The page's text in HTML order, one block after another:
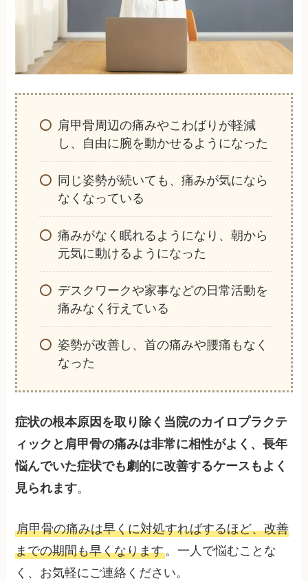
肩甲骨周辺の痛みやこわばりが軽減
し、自由に腕を動かせるようになった
同じ姿勢が続いても、痛みが気になら
なくなっている
痛みがなく眠れるようになり、朝から
元気に動けるようになった
デスクワークや家事などの日常活動を
痛みなく行えている
姿勢が改善し、首の痛みや腰痛もなく
なった
症状の根本原因を取り除く当院のカイロプラクテ
ィックと肩甲骨の痛みは非常に相性がよく、長年
悩んでいた症状でも劇的に改善するケースもよく
見られます。
肩甲骨の痛みは早くに対処すればするほど、改善
までの期間も早くなります。一人で悩むことな
く、お気軽にご連絡ください。